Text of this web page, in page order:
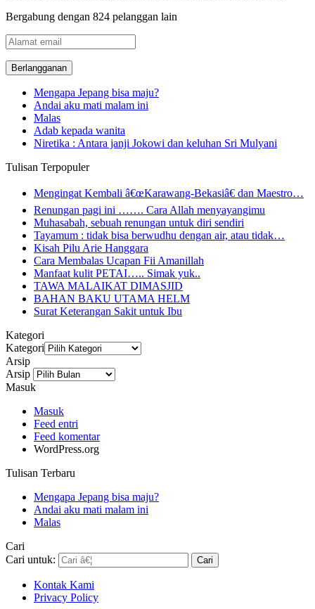
Bergabung dengan 824 pelanggan lain
Alamat
email
Mengapa Jepang bisa maju?
Andai aku mati malam ini
Malas
Adab kepada wanita
Niretika : Antara janji Jokowi dan keluhan Sri Mulyani
Tulisan Terpopuler
Mengingat Kembali â€œKarawang-Bekasiâ€ dan Maestro…
Renungan pagi ini ……. Cara Allah menyayangimu
Muhasabah, sebuah renungan untuk diri sendiri
Tayamum : tidak bisa berwudhu dengan air, atau tidak…
Kisah Pilu Arie Hanggara
Cara Membalas Ucapan Fii Amanillah
Manfaat kulit PETAI….. Simak yuk..
TAWA MALAIKAT DIMASJID
BAHAN BAKU UTAMA HELM
Surat Keterangan Sakit untuk Ibu
Kategori
Kategori
Arsip
Arsip
Masuk
Masuk
Feed entri
Feed komentar
WordPress.org
Tulisan Terbaru
Mengapa Jepang bisa maju?
Andai aku mati malam ini
Malas
Cari
Cari untuk:
Kontak Kami
Privacy Policy